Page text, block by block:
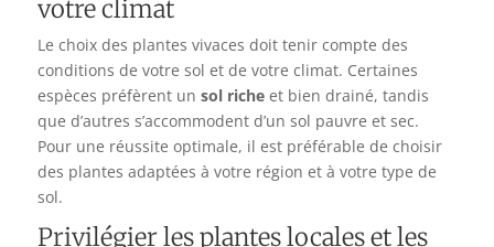
votre climat
Le choix des plantes vivaces doit tenir compte des
conditions de votre sol et de votre climat. Certaines
espèces préfèrent un sol richeet bien drainé, tandis
que d’autres s’accommodent d’un sol pauvre et sec.
Pour une réussite optimale, il est préférable de choisir
des plantes adaptées à votre région et à votre type de
sol.
Privilégier les plantes locales et les